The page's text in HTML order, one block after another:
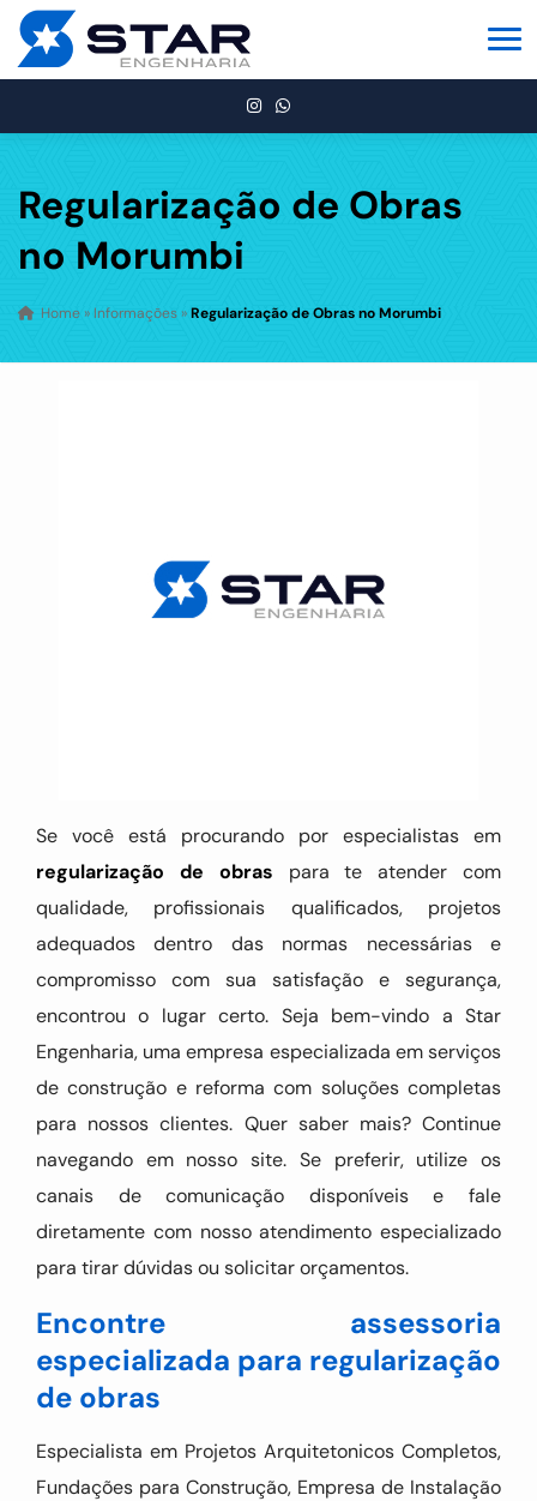
Regularização de Obras
no Morumbi
Home » Informações »Regularização de Obras no Morumbi
Se você está procurando por especialistas em
regularização de obras para te atender com
qualidade, profissionais qualificados, projetos
adequados dentro das normas necessárias e
compromisso com sua satisfação e segurança,
encontrou o lugar certo. Seja bem-vindo a Star
Engenharia, uma empresa especializada em serviços
de construção e reforma com soluções completas
para nossos clientes. Quer saber mais? Continue
navegando em nosso site. Se preferir, utilize os
canais de comunicação disponíveis e fale
diretamente com nosso atendimento especializado
para tirar dúvidas ou solicitar orçamentos.
Encontre assessoria
especializada para regularização
de obras
Especialista em Projetos Arquitetonicos Completos,
Fundações para Construção, Empresa de Instalação